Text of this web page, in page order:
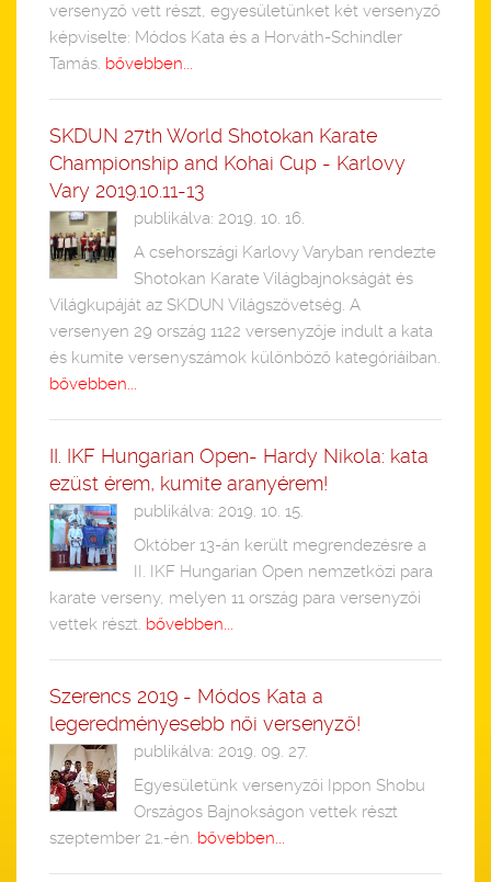
versenyző vett részt, egyesületünket két versenyző
képviselte: Módos Kata és a Horváth-Schindler
Tamás. bővebben...
SKDUN 27th World Shotokan Karate
Championship and Kohai Cup - Karlovy
Vary 2019.10.11-13
publikálva: 2019. 10. 16.
A csehországi Karlovy Varyban rendezte
Shotokan Karate Világbajnokságát és
Világkupáját az SKDUN Világszövetség. A
versenyen 29 ország 1122 versenyzője indult a kata
és kumite versenyszámok különböző kategóriáiban.
bővebben...
II. IKF Hungarian Open- Hardy Nikola: kata
ezüst érem, kumite aranyérem!
publikálva: 2019. 10. 15.
Október 13-án került megrendezésre a
II. IKF Hungarian Open nemzetközi para
karate verseny, melyen 11 ország para versenyzői
vettek részt. bővebben...
Szerencs 2019 - Módos Kata a
legeredményesebb női versenyző!
publikálva: 2019. 09. 27.
Egyesületünk versenyzői Ippon Shobu
Országos Bajnokságon vettek részt
szeptember 21.-én. bővebben...